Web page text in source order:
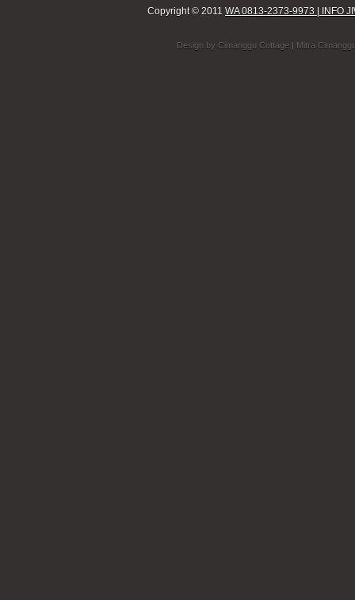
Copyright © 2011 WA 0813-2373-9973 | INFO
Design by Cimanggu Cottage| Mitra